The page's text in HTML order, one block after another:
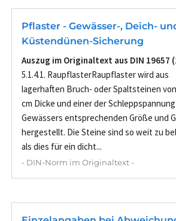
Pflaster - Gewässer-, Deich-
Küstendünen-Sicherung
Auszug im Originaltext aus DIN 19657
5.1.4.1. RaupflasterRaupflaster wird aus
lagerhaften Bruch- oder Spaltsteinen von
cm Dicke und einer der
Gewässers entsprechenden Größe und
hergestellt. Die Steine sind so weit zu
als dies für ein dicht...
- DIN-Norm im Originaltext -